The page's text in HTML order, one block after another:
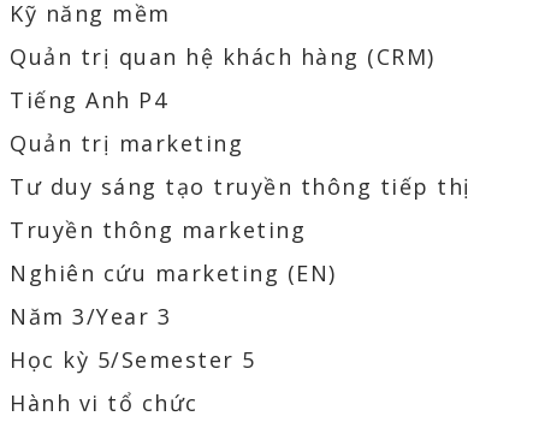
Kỹ năng mềm
Quản trị quan hệ khách hàng (CRM)
Tiếng Anh P4
Quản trị marketing
Tư duy sáng tạo truyền thông tiếp thị
Truyền thông marketing
Nghiên cứu marketing (EN)
Năm 3/Year 3
Học kỳ 5/Semester 5
Hành vi tổ chức